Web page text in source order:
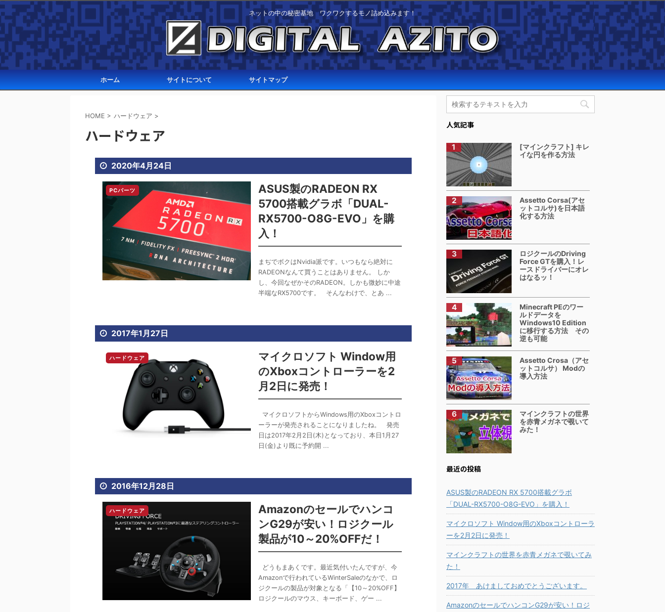
ネットの中の秘密基地 ワクワクするモノ詰め込みます！
ホーム サイトについて サイトマップ
HOME > ハードウェア >
ハードウェア
2020年4月24日
PCパーツ
ASUS製のRADEON RX
5700搭載グラボ「DUAL-
RX5700-O8G-EVO」を購
入！
まぢでボクはNvidia派です。いつもなら絶対に
RADEONなんて買うことはありません。 しか
し、今回なぜかそのRADEON。しかも微妙に中途
半端なRX5700です。 そんなわけで、とあ ...
2017年1月27日
ハードウェア
マイクロソフト Window用
のXboxコントローラーを2
月2日に発売！
マイクロソフトからWindows用のXboxコントロ
ーラーが発売されることになりましたね。 発売
日は2017年2月2日(木)となっており、本日1月27
日(金)より既に予約開 ...
2016年12月28日
ハードウェア
Amazonのセールでハンコ
ンG29が安い！ロジクール
製品が10～20%OFFだ！
どうもまあくです。最近気付いたんですが、今
Amazonで行われているWinterSaleのなかで、ロ
ジクールの製品が対象となる「【10～20%OFF】
ロジクールのマウス、キーボード、ゲー ...
人気記事
[マインクラフト] キレ
イな円を作る方法
Assetto Corsa(アセ
ットコルサ)を日本語
化する方法
ロジクールのDriving
Force GTを購入！レ
ースドライバーにオレ
はなるッ！
Minecraft PEのワー
ルドデータを
Windows10 Edition
に移行する方法 その
逆も可能
Assetto Crosa（アセ
ットコルサ） Modの
導入方法
マインクラフトの世界
を赤青メガネで覗いて
みた！
最近の投稿
ASUS製のRADEON RX 5700搭載グラボ
「DUAL-RX5700-O8G-EVO」を購入！
マイクロソフト Window用のXboxコントローラ
ーを2月2日に発売！
マインクラフトの世界を赤青メガネで覗いてみ
た！
2017年 あけましておめでとうございます。
AmazonのセールでハンコンG29が安い！ロジ